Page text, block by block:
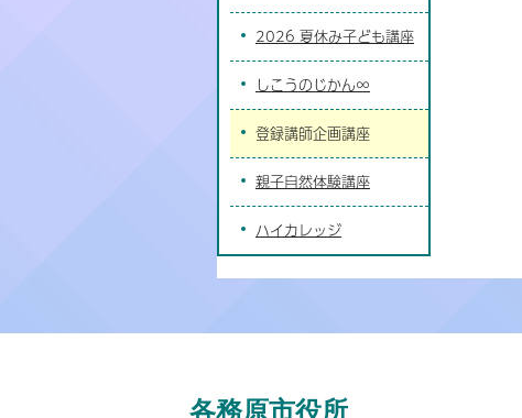
2026 夏休み子ども講座
しこうのじかん∞
登録講師企画講座
親子自然体験講座
ハイカレッジ
各務原市役所